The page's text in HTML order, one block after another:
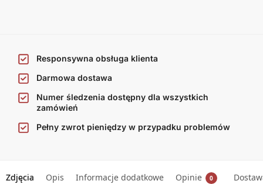
Responsywna obsługa klienta
Darmowa dostawa
Numer śledzenia dostępny dla wszystkich
zamówień
Pełny zwrot pieniędzy w przypadku problemów
Zdjęcia Opis Informacje dodatkowe Opinie 0